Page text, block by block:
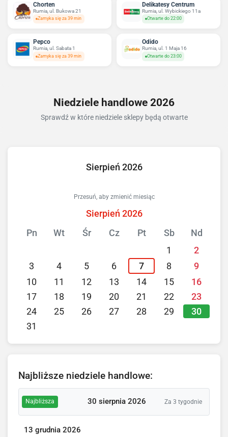
Chorten
Rumia, ul. Bukowa 21
Zamyka się za 39 min
Delikatesy Centrum
Rumia, ul. Wybickiego 11a
Otwarte do 22:00
Pepco
Rumia, ul. Sabata 1
Zamyka się za 39 min
Odido
Rumia, ul. 1 Maja 16
Otwarte do 23:00
Niedziele handlowe 2026
Sprawdź w które niedziele sklepy będą otwarte
Sierpień 2026
Przesuń, aby zmienić miesiąc
Sierpień 2026
Pn
Wt Śr Cz Pt Sb
Nd
1
2
3
4 5 6 7 8
9
10
11 12 13 14 15
16
17
18 19 20 21 22
23
24
25 26 27 28 29 30
31
Najbliższe niedziele handlowe:
Najbliższa 30 sierpnia 2026 Za 3 tygodnie
13 grudnia 2026